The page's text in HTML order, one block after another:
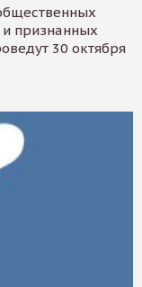
признанных
30 октября